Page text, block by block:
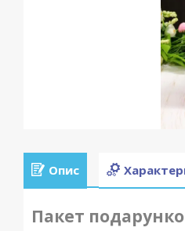
Опис
Пакет